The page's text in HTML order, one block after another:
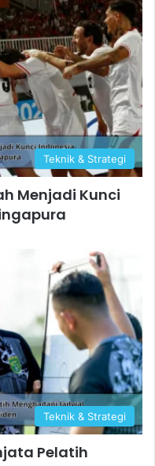
Teknik & Strategi
Menjadi Kunci
Teknik & Strategi
Pelatih